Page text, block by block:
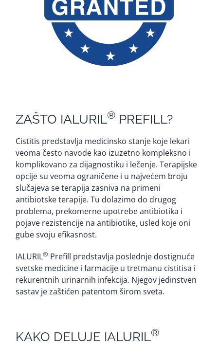
ZAŠTO IALURIL® PREFILL?
Cistitis predstavlja medicinsko stanje koje lekari
veoma često navode kao izuzetno kompleksno i
komplikovano za dijagnostiku i lečenje. Terapijske
opcije su veoma ograničene i u najvećem broju
slučajeva se terapija zasniva na primeni
antibiotske terapije. Tu dolazimo do drugog
problema, prekomerne upotrebe antibiotika i
pojave rezistencije na antibiotike, usled koje oni
gube svoju efikasnost.
IALURIL® Prefill predstavlja poslednje dostignuće
svetske medicine i farmacije u tretmanu cistitisa i
rekurentnih urinarnih infekcija. Njegov jedinstven
sastav je zaštićen patentom širom sveta.
KAKO DELUJE IALURIL®